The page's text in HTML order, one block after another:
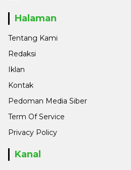
Halaman
Tentang Kami
Redaksi
Iklan
Kontak
Pedoman Media Siber
Term Of Service
Privacy Policy
Kanal